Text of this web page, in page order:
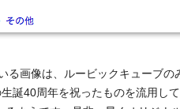
る画像は、ルービックキューブの
誕40周年を祝ったものを流用して